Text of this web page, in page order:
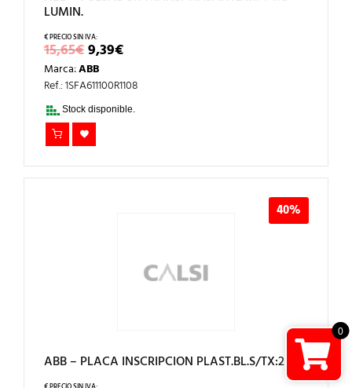
LUMIN.
15,65€EL
PRECIO
ORIGINAL
ERA:
15,65€.
9,39€EL
PRECIO
ES:
9,39€.
Marca:ABB
Ref.: 1SFA611100R1108
Stock disponible.
40%
ABB – PLACA INSCRIPCION PLAST.BL.S/TX:2 LIN.
0